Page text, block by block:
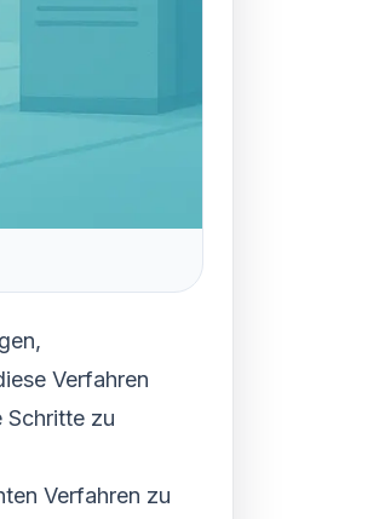
Verfahren
Schritte zu
Verfahren zu